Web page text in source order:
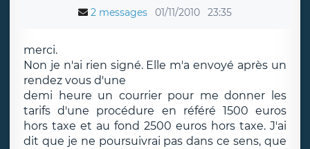
2 messages 01/11/2010 23:35
merci.
Non je n'ai rien signé. Elle m'a envoyé après un
rendez vous d'une
demi heure un courrier pour me donner les
tarifs d'une procédure en référé 1500 euros
hors taxe et au fond 2500 euros hors taxe. J'ai
dit que je ne poursuivrai pas dans ce sens, que